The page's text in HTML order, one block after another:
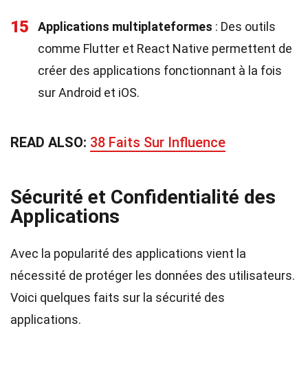
15 Applications multiplateformes : Des outils
comme Flutter et React Native permettent de
créer des applications fonctionnant à la fois
sur Android et iOS.
READ ALSO: 38 Faits Sur Influence
Sécurité et Confidentialité des
Applications
Avec la popularité des applications vient la
nécessité de protéger les données des utilisateurs.
Voici quelques faits sur la sécurité des
applications.